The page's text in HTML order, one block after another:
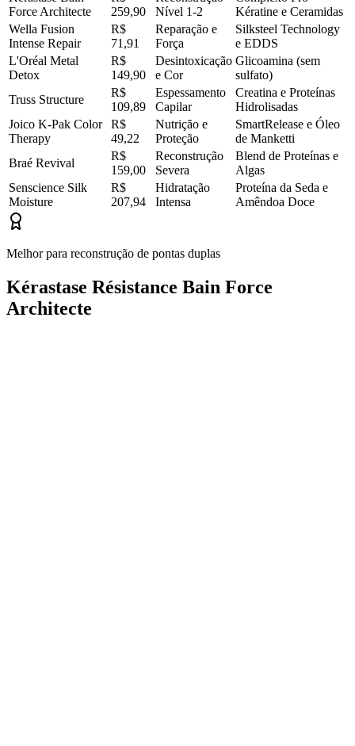
Force Architecte
259,90
Nível 1-2
Kératine e Ceramidas
Wella Fusion
Intense Repair
R$
71,91
Reparação e
Força
Silksteel Technology
e EDDS
L'Oréal Metal
Detox
R$
149,90
Desintoxicação
e Cor
Glicoamina (sem
sulfato)
Truss Structure
R$
109,89
Espessamento
Capilar
Creatina e Proteínas
Hidrolisadas
Joico K-Pak Color
Therapy
R$
49,22
Nutrição e
Proteção
SmartRelease e Óleo
de Manketti
Braé Revival
R$
159,00
Reconstrução
Severa
Blend de Proteínas e
Algas
Senscience Silk
Moisture
R$
207,94
Hidratação
Intensa
Proteína da Seda e
Amêndoa Doce
Melhor para reconstrução de pontas duplas
Kérastase Résistance Bain Force
Architecte